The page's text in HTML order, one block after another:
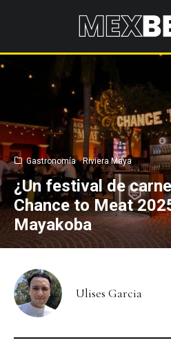
Gastronomía Riviera Maya
¿Un festival de
Chance to Meat
Mayakoba
Ulises Garcia